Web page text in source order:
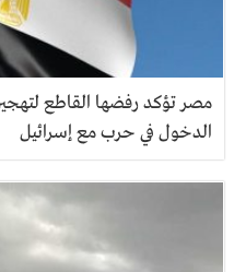
مصر تؤكد رفضها القاطع
الدخول في حرب مع إسرائيل